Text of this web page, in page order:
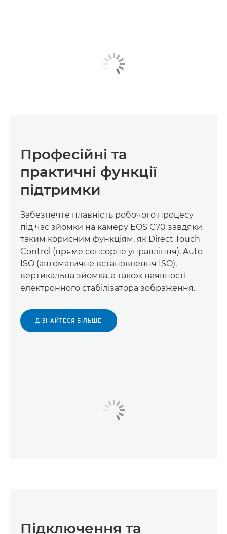
Професійні та
практичні функції
підтримки
Забезпечте плавність робочого процесу
під час зйомки на камеру EOS C70 завдяки
таким корисним функціям, як Direct Touch
Control (пряме сенсорне управління), Auto
ISO (автоматичне встановлення ISO),
вертикальна зйомка, а також наявності
електронного стабілізатора зображення.
ДІЗНАЙТЕСЯ БІЛЬШЕ
Підключення та